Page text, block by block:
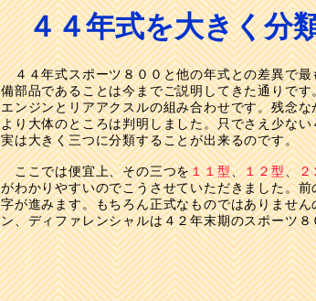
４４年式を大きく分
４４年式スポーツ８００と他の年式との差異で最
備部品であることは今までご説明してきた通りで
エンジンとリアアクスルの組み合わせです。残念
より大体のところは判明しました。只でさえ少な
実は大きく三つに分類することが出来るのです。
ここでは便宜上、その三つを１１型、１２型、２
がわかりやすいのでこうさせていただきました。
字が進みます。もちろん正式なものではありませ
ン、ディファレンシャルは４２年末期のスポーツ